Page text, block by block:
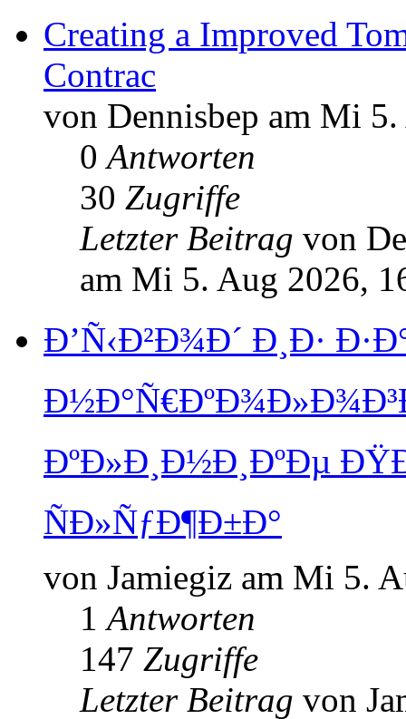
Creating a Improved
Contrac
von Dennisbep am Mi
0Antworten
30 Zugriffe
Letzter Beitrag von
am Mi 5. Aug 2026,
Ð’Ñ‹Ð²Ð¾Ð´ Ð¸Ð·
ÐºÐ»Ð¸Ð½Ð¸ÐºÐµ
ÑÐ»ÑƒÐ¶Ð±Ð°
von Jamiegiz am Mi 5.
1Antworten
147 Zugriffe
Letzter Beitrag von